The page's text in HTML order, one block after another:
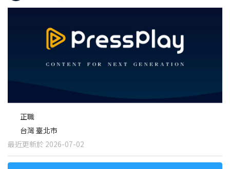
正職
台灣 臺北市
最近更新於 2026-07-02